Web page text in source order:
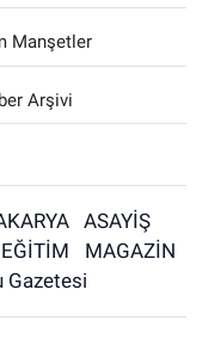
Manşetler
Arşivi
ASAYİŞ
EĞİTİM
MAGAZİN
Gazetesi